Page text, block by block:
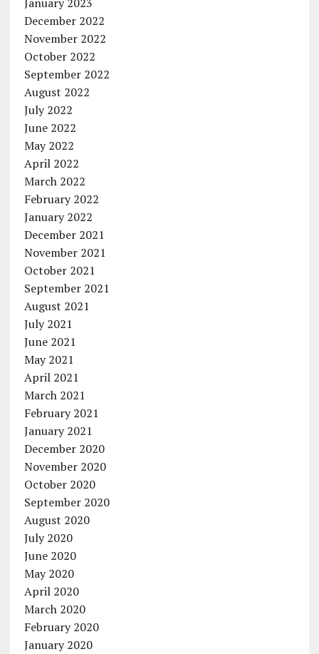
January 2023
December 2022
November 2022
October 2022
September 2022
August 2022
July 2022
June 2022
May 2022
April 2022
March 2022
February 2022
January 2022
December 2021
November 2021
October 2021
September 2021
August 2021
July 2021
June 2021
May 2021
April 2021
March 2021
February 2021
January 2021
December 2020
November 2020
October 2020
September 2020
August 2020
July 2020
June 2020
May 2020
April 2020
March 2020
February 2020
January 2020